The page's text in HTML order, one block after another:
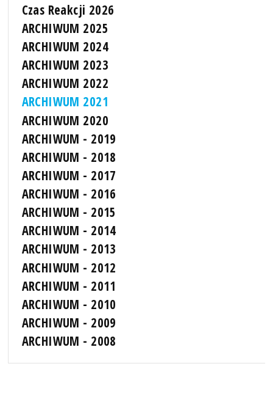
Czas Reakcji 2026
ARCHIWUM 2025
ARCHIWUM 2024
ARCHIWUM 2023
ARCHIWUM 2022
ARCHIWUM 2021
ARCHIWUM 2020
ARCHIWUM - 2019
ARCHIWUM - 2018
ARCHIWUM - 2017
ARCHIWUM - 2016
ARCHIWUM - 2015
ARCHIWUM - 2014
ARCHIWUM - 2013
ARCHIWUM - 2012
ARCHIWUM - 2011
ARCHIWUM - 2010
ARCHIWUM - 2009
ARCHIWUM - 2008